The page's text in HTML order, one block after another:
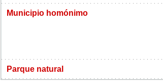
Municipio homónimo
Parque natural